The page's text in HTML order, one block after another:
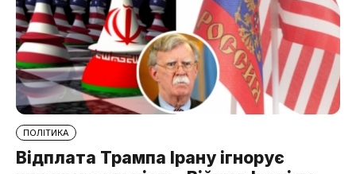
ПОЛІТИКА
Відплата Трампа Ірану ігнорує